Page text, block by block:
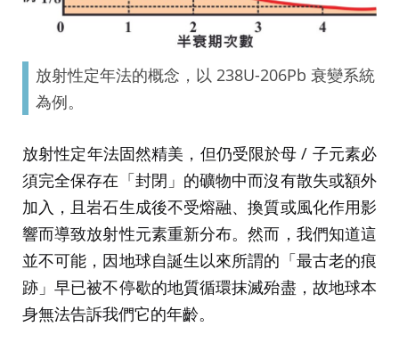
放射性定年法的概念，以 238U-206Pb 衰變系統
為例。
放射性定年法固然精美，但仍受限於母 / 子元素必
須完全保存在「封閉」的礦物中而沒有散失或額外
加入，且岩石生成後不受熔融、換質或風化作用影
響而導致放射性元素重新分布。然而，我們知道這
並不可能，因地球自誕生以來所謂的「最古老的痕
跡」早已被不停歇的地質循環抹滅殆盡，故地球本
身無法告訴我們它的年齡。